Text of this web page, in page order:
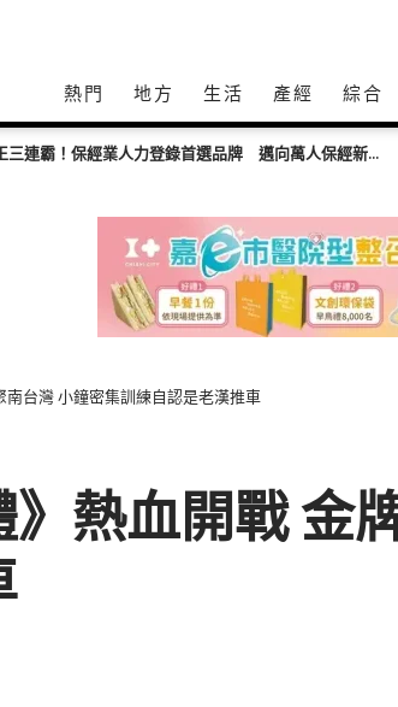
熱門 地方 生活 產經 綜合
年攜手募272萬元支持20家社福機構
南台灣 小鐘密集訓練自認是老漢推車
》熱血開戰 金